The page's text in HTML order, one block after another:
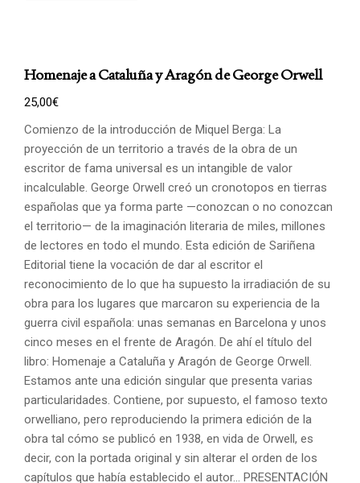
Homenaje a Cataluña y Aragón de George Orwell
25,00€
Comienzo de la introducción de Miquel Berga: La
proyección de un territorio a través de la obra de un
escritor de fama universal es un intangible de valor
incalculable. George Orwell creó un cronotopos en tierras
españolas que ya forma parte —conozcan o no conozcan
el territorio— de la imaginación literaria de miles, millones
de lectores en todo el mundo. Esta edición de Sariñena
Editorial tiene la vocación de dar al escritor el
reconocimiento de lo que ha supuesto la irradiación de su
obra para los lugares que marcaron su experiencia de la
guerra civil española: unas semanas en Barcelona y unos
cinco meses en el frente de Aragón. De ahí el título del
libro: Homenaje a Cataluña y Aragón de George Orwell.
Estamos ante una edición singular que presenta varias
particularidades. Contiene, por supuesto, el famoso texto
orwelliano, pero reproduciendo la primera edición de la
obra tal cómo se publicó en 1938, en vida de Orwell, es
decir, con la portada original y sin alterar el orden de los
capítulos que había establecido el autor... PRESENTACIÓN